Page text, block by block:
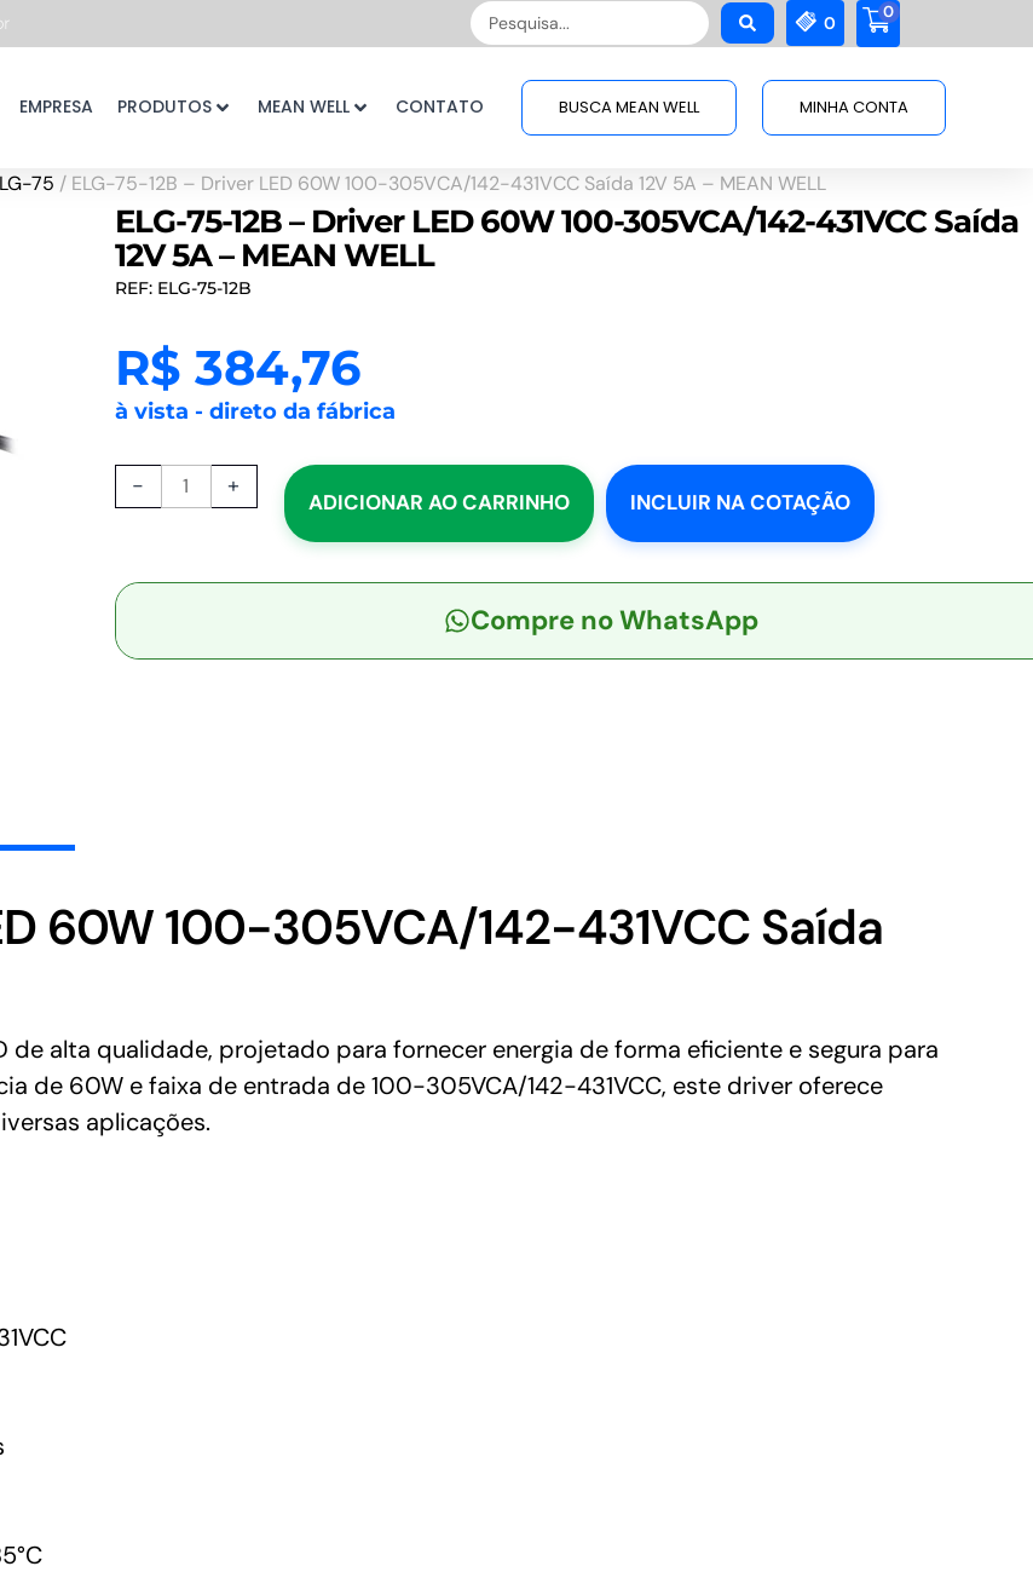
Pesquisar
...
0
0
EMPRESA PRODUTOS MEAN WELL CONTATO BUSCA MEAN WELL MINHA CONTA
75 / ELG-75-12B – Driver LED 60W 100-305VCA/142-431VCC Saída 12V 5A – MEAN WELL
ELG-75-12B – Driver LED 60W 100-305VCA/142-431VCC Saída
12V 5A – MEAN WELL
REF: ELG-75-12B
R$ 384,76
à vista - direto da fábrica
-
75-
Driver
60W
WELL
+
ADICIONAR AO CARRINHO INCLUIR NA COTAÇÃO
Compre no WhatsApp
60W 100-305VCA/142-431VCC Saída
de alta qualidade, projetado para fornecer energia de forma eficiente e segura para
de 60W e faixa de entrada de 100-305VCA/142-431VCC, este driver oferece
aplicações.